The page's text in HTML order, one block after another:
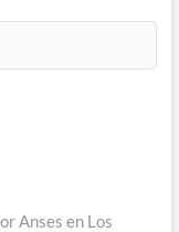
Anses en Los